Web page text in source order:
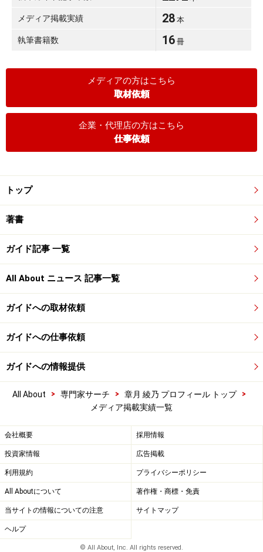
メディア掲載実績 28 本
執筆書籍数 16 冊
メディアの方はこちら
取材依頼
企業・代理店の方はこちら
仕事依頼
トップ
著書
ガイド記事 一覧
All About ニュース 記事一覧
ガイドへの取材依頼
ガイドへの仕事依頼
ガイドへの情報提供
All About > 専門家サーチ > 章月 綾乃 プロフィール トップ
>
メディア掲載実績一覧
会社概要 採用情報
投資家情報 広告掲載
利用規約 プライバシーポリシー
All Aboutについて 著作権・商標・免責
当サイトの情報についての注意 サイトマップ
ヘルプ
© All About, Inc. All rights reserved.